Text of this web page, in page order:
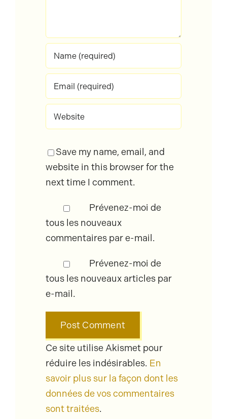
Save my name, email, and
website in this browser for the
next time I comment.
Prévenez-moi de
tous les nouveaux
commentaires par e-mail.
Prévenez-moi de
tous les nouveaux articles par
e-mail.
Ce site utilise Akismet pour
réduire les indésirables. En
savoir plus sur la façon dont les
données de vos commentaires
sont traitées.